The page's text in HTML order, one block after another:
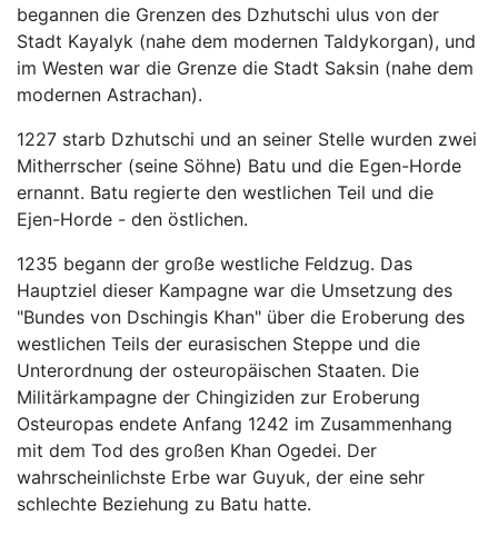
begannen die Grenzen des Dzhutschi ulus von der
Stadt Kayalyk (nahe dem modernen Taldykorgan), und
im Westen war die Grenze die Stadt Saksin (nahe dem
modernen Astrachan).
1227 starb Dzhutschi und an seiner Stelle wurden zwei
Mitherrscher (seine Söhne) Batu und die Egen-Horde
ernannt. Batu regierte den westlichen Teil und die
Ejen-Horde - den östlichen.
1235 begann der große westliche Feldzug. Das
Hauptziel dieser Kampagne war die Umsetzung des
"Bundes von Dschingis Khan" über die Eroberung des
westlichen Teils der eurasischen Steppe und die
Unterordnung der osteuropäischen Staaten. Die
Militärkampagne der Chingiziden zur Eroberung
Osteuropas endete Anfang 1242 im Zusammenhang
mit dem Tod des großen Khan Ogedei. Der
wahrscheinlichste Erbe war Guyuk, der eine sehr
schlechte Beziehung zu Batu hatte.